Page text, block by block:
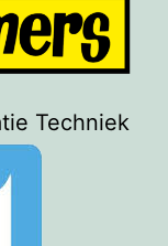
Techniek